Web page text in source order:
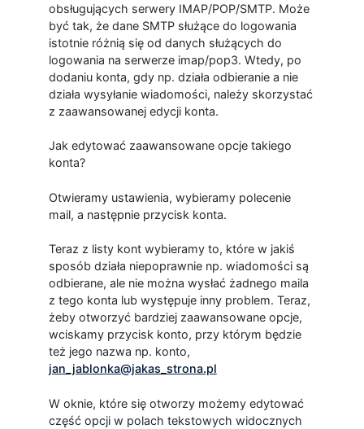
obsługujących serwery IMAP/POP/SMTP. Może
być tak, że dane SMTP służące do logowania
istotnie różnią się od danych służących do
logowania na serwerze imap/pop3. Wtedy, po
dodaniu konta, gdy np. działa odbieranie a nie
działa wysyłanie wiadomości, należy skorzystać
z zaawansowanej edycji konta.
Jak edytować zaawansowane opcje takiego
konta?
Otwieramy ustawienia, wybieramy polecenie
mail, a następnie przycisk konta.
Teraz z listy kont wybieramy to, które w jakiś
sposób działa niepoprawnie np. wiadomości są
odbierane, ale nie można wysłać żadnego maila
z tego konta lub występuje inny problem. Teraz,
żeby otworzyć bardziej zaawansowane opcje,
wciskamy przycisk konto, przy którym będzie
też jego nazwa np. konto,
jan_jablonka@jakas_strona.pl
W oknie, które się otworzy możemy edytować
część opcji w polach tekstowych widocznych